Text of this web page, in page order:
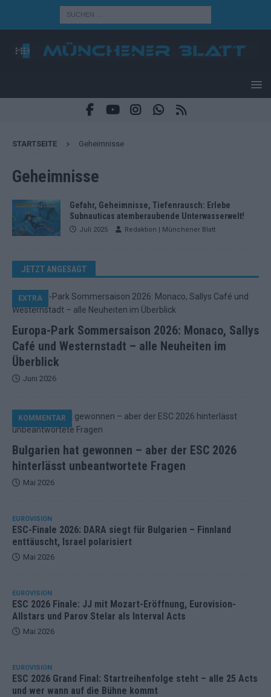
STARTSEITE Geheimnisse
Geheimnisse
Gefahr, Geheimnisse, Tiefenrausch: Erlebe
Subnauticas atemberaubende Unterwasserwelt!
Juli 2025 Redaktion | Münchener Blatt
JETZT ANGESAGT
Europa-Park Sommersaison 2026: Monaco, Sallys
Café und Westernstadt – alle Neuheiten im
Überblick
EXTRA
Juni 2026
Bulgarien hat gewonnen – aber der ESC 2026
hinterlässt unbeantwortete Fragen
KOMMENTAR
Mai 2026
EUROVISION
ESC-Finale 2026: DARA siegt für Bulgarien – Finnland
enttäuscht, Israel polarisiert
Mai 2026
EUROVISION
ESC 2026 Finale: JJ mit Mozart-Eröffnung, Eurovision-
Allstars und Parov Stelar als Interval Acts
Mai 2026
EUROVISION
ESC 2026 Grand Final: Startreihenfolge steht – alle 25 Acts
und wer wann auf die Bühne kommt